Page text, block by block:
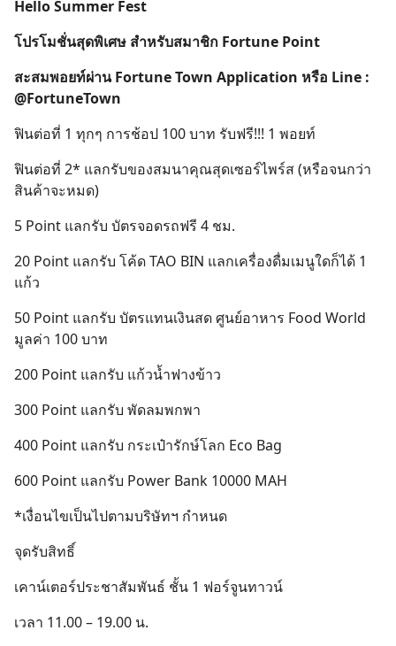
Hello Summer Fest
โปรโมชั่นสุดพิเศษ สำหรับสมาชิก Fortune Point
สะสมพอยท์ผ่าน Fortune Town Application หรือ Line :
@FortuneTown
ฟินต่อที่ 1 ทุกๆ การช้อป 100 บาท รับฟรี!!! 1 พอยท์
ฟินต่อที่ 2* แลกรับของสมนาคุณสุดเซอร์ไพร์ส (หรือจนกว่า
สินค้าจะหมด)
5 Point แลกรับ บัตรจอดรถฟรี 4 ชม.
20 Point แลกรับ โค้ด TAO BIN แลกเครื่องดื่มเมนูใดก็ได้ 1
แก้ว
50 Point แลกรับ บัตรแทนเงินสด ศูนย์อาหาร Food World
มูลค่า 100 บาท
200 Point แลกรับ แก้วน้ำฟางข้าว
300 Point แลกรับ พัดลมพกพา
400 Point แลกรับ กระเป๋ารักษ์โลก Eco Bag
600 Point แลกรับ Power Bank 10000 MAH
*เงื่อนไขเป็นไปตามบริษัทฯ กำหนด
จุดรับสิทธิ์
เคาน์เตอร์ประชาสัมพันธ์ ชั้น 1 ฟอร์จูนทาวน์
เวลา 11.00 – 19.00 น.